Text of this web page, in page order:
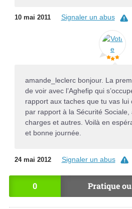
10 mai 2011 Signaler un abus
amande_leclerc bonjour. La
de voir avec l’Aghefip qui
rapport aux taches que tu vas lui
par rapport à la Sécurité
charges et autres. Voilà en
et bonne journée.
24 mai 2012 Signaler un abus
0 Pratique